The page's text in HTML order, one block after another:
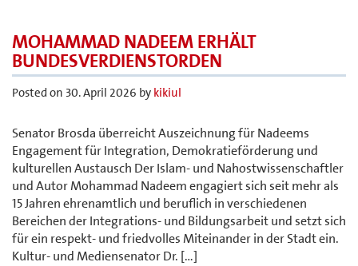
MOHAMMAD NADEEM ERHÄLT
BUNDESVERDIENSTORDEN
Posted on 30. April 2026 by kikiul
Senator Brosda überreicht Auszeichnung für Nadeems
Engagement für Integration, Demokratieförderung und
kulturellen Austausch Der Islam- und Nahostwissenschaftler
und Autor Mohammad Nadeem engagiert sich seit mehr als
15 Jahren ehrenamtlich und beruflich in verschiedenen
Bereichen der Integrations- und Bildungsarbeit und setzt sich
für ein respekt- und friedvolles Miteinander in der Stadt ein.
Kultur- und Mediensenator Dr. […]